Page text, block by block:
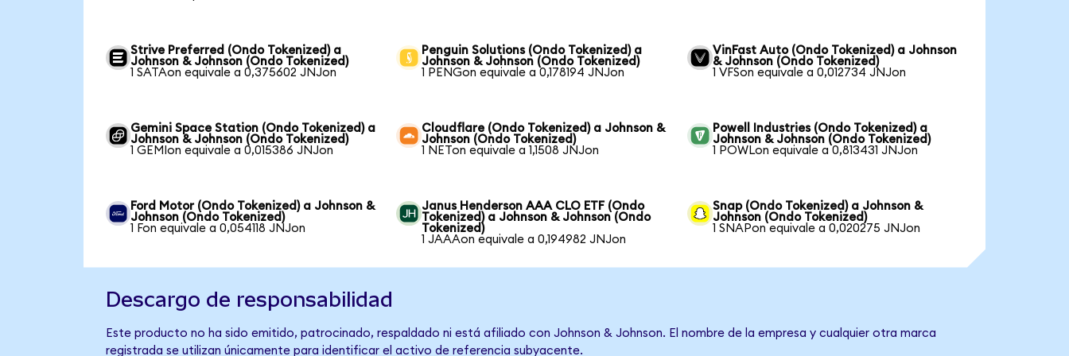
Strive Preferred (Ondo Tokenized) a
Johnson & Johnson (Ondo Tokenized)
1 SATAon equivale a 0,375602 JNJon
Penguin Solutions (Ondo Tokenized) a
Johnson & Johnson (Ondo Tokenized)
1 PENGon equivale a 0,178194 JNJon
VinFast Auto (Ondo Tokenized) a Johnson
& Johnson (Ondo Tokenized)
1 VFSon equivale a 0,012734 JNJon
Gemini Space Station (Ondo Tokenized) a
Johnson & Johnson (Ondo Tokenized)
1 GEMIon equivale a 0,015386 JNJon
Cloudflare (Ondo Tokenized) a Johnson &
Johnson (Ondo Tokenized)
1 NETon equivale a 1,1508 JNJon
Powell Industries (Ondo Tokenized) a
Johnson & Johnson (Ondo Tokenized)
1 POWLon equivale a 0,813431 JNJon
Ford Motor (Ondo Tokenized) a Johnson &
Johnson (Ondo Tokenized)
1 Fon equivale a 0,054118 JNJon
Janus Henderson AAA CLO ETF (Ondo
Tokenized) a Johnson & Johnson (Ondo
Tokenized)
1 JAAAon equivale a 0,194982 JNJon
Snap (Ondo Tokenized) a Johnson &
Johnson (Ondo Tokenized)
1 SNAPon equivale a 0,020275 JNJon
Descargo de responsabilidad
Este producto no ha sido emitido, patrocinado, respaldado ni está afiliado con Johnson & Johnson. El nombre de la empresa y cualquier otra marca
registrada se utilizan únicamente para identificar el activo de referencia subyacente.